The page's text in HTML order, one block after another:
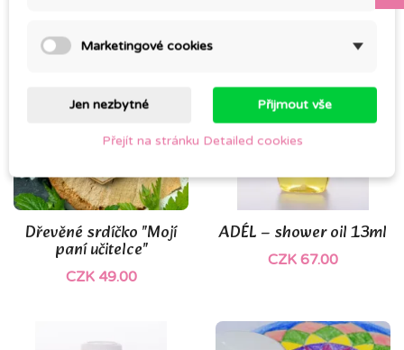
Dřevěné srdíčko "Mojí
paní učitelce"
CZK 49.00
ADÉL – shower oil 13ml
CZK 67.00
Marketingové cookies
Jen nezbytné Přijmout vše
Přejít na stránku Detailed cookies